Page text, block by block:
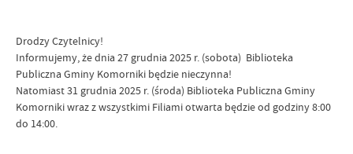
Drodzy Czytelnicy!
Informujemy, że dnia 27 grudnia 2025 r. (sobota) Biblioteka
Publiczna Gminy Komorniki będzie nieczynna!
Natomiast 31 grudnia 2025 r. (środa) Biblioteka Publiczna Gminy
Komorniki wraz z wszystkimi Filiami otwarta będzie od godziny 8:00
do 14:00.